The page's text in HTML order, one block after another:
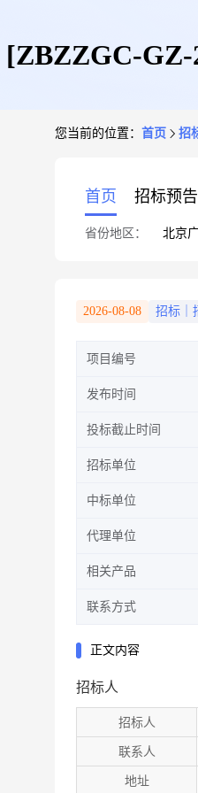
[ZBZZGC-GZ-
您当前的位置： 首页 招
首页 招标预告
省份地区： 北京
2026-08-08 招标｜
项目编号
发布时间
投标截止时间
招标单位
中标单位
代理单位
相关产品
联系方式
正文内容
招标人
招标人
联系人
地址